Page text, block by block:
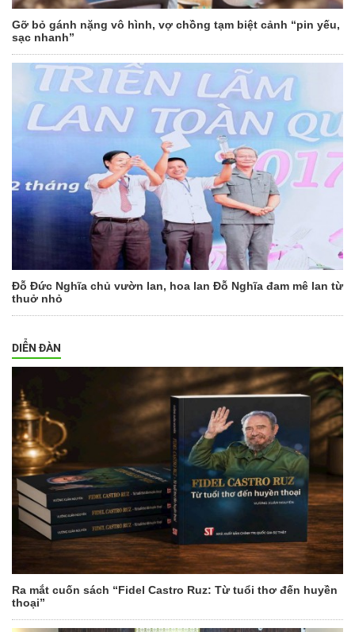
Gỡ bỏ gánh nặng vô hình, vợ chồng tạm biệt cảnh “pin yếu,
sạc nhanh”
Đỗ Đức Nghĩa chủ vườn lan, hoa lan Đỗ Nghĩa đam mê lan từ
thuở nhỏ
DIỄN ĐÀN
Ra mắt cuốn sách “Fidel Castro Ruz: Từ tuổi thơ đến huyền
thoại”